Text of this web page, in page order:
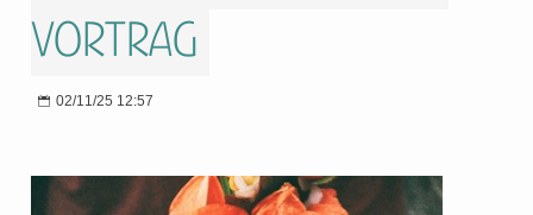
Vortrag
02/11/25 12:57